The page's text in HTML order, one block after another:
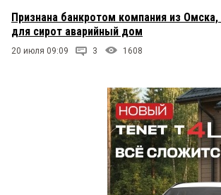
Признана банкротом компания из
для сирот аварийный дом
20 июля 09:09 3 1608